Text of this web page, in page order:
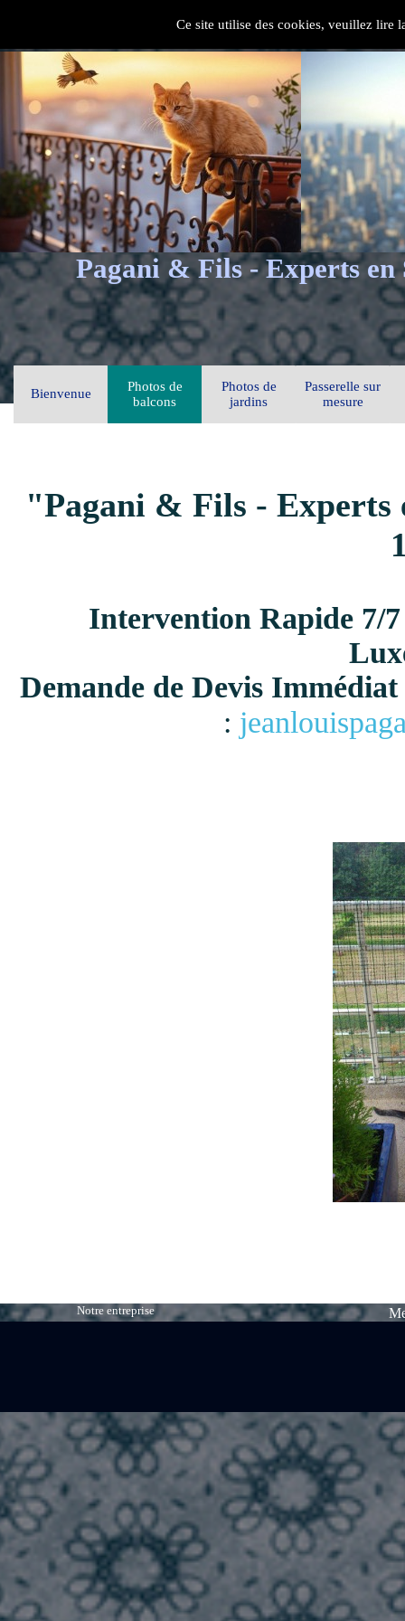
Ce site utilise des cookies, veuillez lire
Pagani & Fils - Experts en
Bienvenue
Photos de
balcons
Photos de
jardins
Passerelle sur
mesure
"Pagani & Fils - Experts
Intervention Rapide 7/
Demande de Devis
:
Notre entreprise